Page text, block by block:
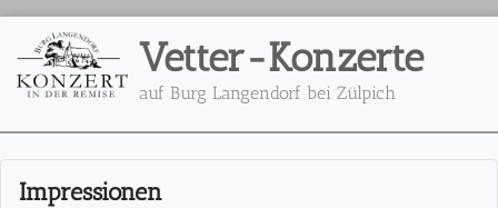
Vetter-Konzerte
auf Burg Langendorf bei Zülpich
Impressionen